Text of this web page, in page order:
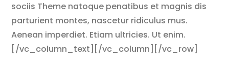
sociis Theme natoque penatibus et magnis dis
parturient montes, nascetur ridiculus mus.
Aenean imperdiet. Etiam ultricies. Ut enim.
[/vc_column_text][/vc_column][/vc_row]